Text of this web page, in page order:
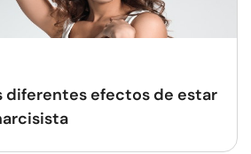
diferentes efectos de estar